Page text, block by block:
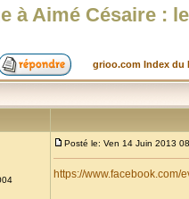
à Aimé Césaire :
grioo.com Index du
Posté le: Ven 14 Juin 2013
https://